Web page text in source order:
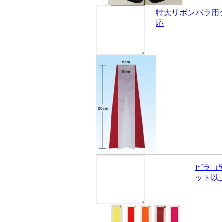
特大リボンバラ
応
ビラ
ット以